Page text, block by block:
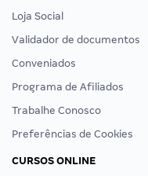
Loja Social
Validador de documentos
Conveniados
Programa de Afiliados
Trabalhe Conosco
Preferências de Cookies
CURSOS ONLINE